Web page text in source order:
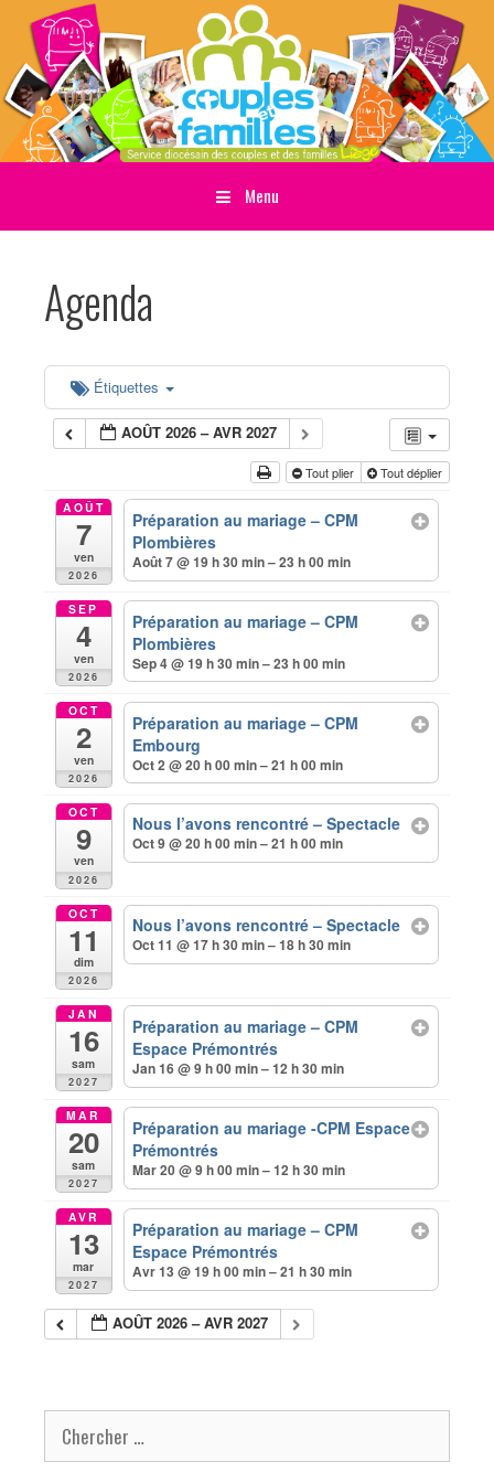
Menu
Agenda
Étiquettes
AOÛT 2026 – AVR 2027
Tout plier Tout déplier
AOÛT
7
ven
2026
Préparation au mariage – CPM
Plombières
Août 7 @ 19 h 30 min – 23 h 00 min
SEP
4
ven
2026
Préparation au mariage – CPM
Plombières
Sep 4 @ 19 h 30 min – 23 h 00 min
OCT
2
ven
2026
Préparation au mariage – CPM
Embourg
Oct 2 @ 20 h 00 min – 21 h 00 min
OCT
9
ven
2026
Nous l’avons rencontré – Spectacle
Oct 9 @ 20 h 00 min – 21 h 00 min
OCT
11
dim
2026
Nous l’avons rencontré – Spectacle
Oct 11 @ 17 h 30 min – 18 h 30 min
JAN
16
sam
2027
Préparation au mariage – CPM
Espace Prémontrés
Jan 16 @ 9 h 00 min – 12 h 30 min
MAR
20
sam
2027
Préparation au mariage -CPM Espace
Prémontrés
Mar 20 @ 9 h 00 min – 12 h 30 min
AVR
13
mar
2027
Préparation au mariage – CPM
Espace Prémontrés
Avr 13 @ 19 h 00 min – 21 h 30 min
AOÛT 2026 – AVR 2027
Chercher pour: